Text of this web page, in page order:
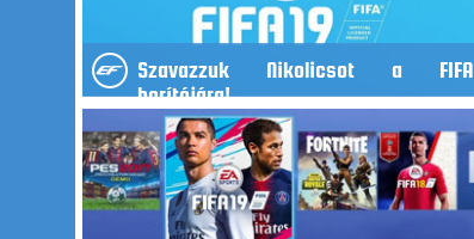
Szavazzuk Nikolicsot a FIFA
borítójára!